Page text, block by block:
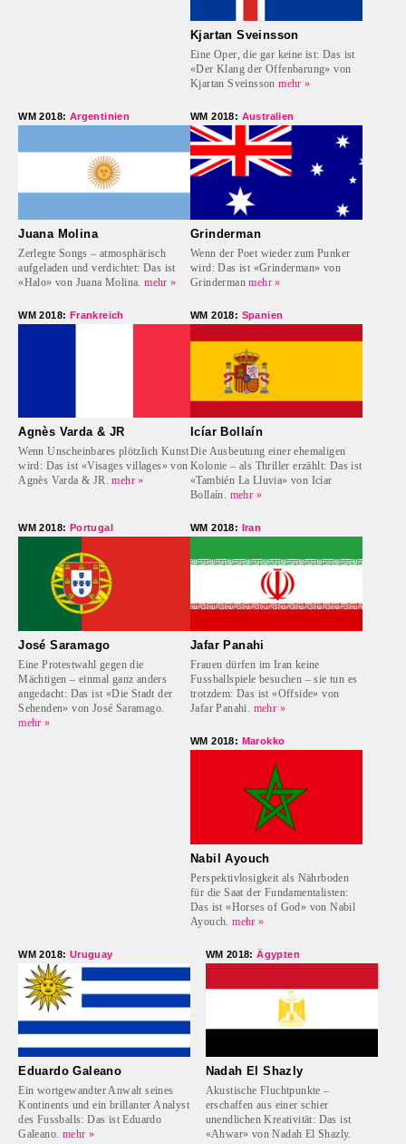
Kjartan Sveinsson
Eine Oper, die gar keine ist: Das ist
«Der Klang der Offenbarung» von
Kjartan Sveinsson mehr »
WM 2018: Argentinien
Juana Molina
Zerlegte Songs – atmosphärisch
aufgeladen und verdichtet: Das ist
«Halo» von Juana Molina. mehr »
WM 2018: Australien
Grinderman
Wenn der Poet wieder zum Punker
wird: Das ist «Grinderman» von
Grinderman mehr »
WM 2018: Frankreich
Agnès Varda & JR
Wenn Unscheinbares plötzlich Kunst
wird: Das ist «Visages villages» von
Agnès Varda & JR. mehr »
WM 2018: Spanien
Icíar Bollaín
Die Ausbeutung einer ehemaligen
Kolonie – als Thriller erzählt: Das ist
«También La Lluvia» von Icíar
Bollaín. mehr »
WM 2018: Portugal
José Saramago
Eine Protestwahl gegen die
Mächtigen – einmal ganz anders
angedacht: Das ist «Die Stadt der
Sehenden» von José Saramago.
mehr »
WM 2018: Iran
Jafar Panahi
Frauen dürfen im Iran keine
Fussballspiele besuchen – sie tun es
trotzdem: Das ist «Offside» von
Jafar Panahi. mehr »
WM 2018: Marokko
Nabil Ayouch
Perspektivlosigkeit als Nährboden
für die Saat der Fundamentalisten:
Das ist «Horses of God» von Nabil
Ayouch. mehr »
WM 2018: Uruguay
Eduardo Galeano
Ein wortgewandter Anwalt seines
Kontinents und ein brillanter Analyst
des Fussballs: Das ist Eduardo
Galeano. mehr »
WM 2018:Ägypten
Nadah El Shazly
Akustische Fluchtpunkte –
erschaffen aus einer schier
unendlichen Kreativität: Das ist
«Ahwar» von Nadah El Shazly.